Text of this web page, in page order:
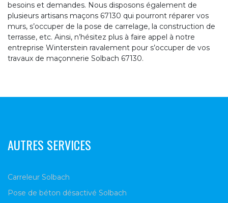
besoins et demandes. Nous disposons également de
plusieurs artisans maçons 67130 qui pourront réparer vos
murs, s’occuper de la pose de carrelage, la construction de
terrasse, etc. Ainsi, n’hésitez plus à faire appel à notre
entreprise Winterstein ravalement pour s’occuper de vos
travaux de maçonnerie Solbach 67130.
AUTRES SERVICES
Carreleur Solbach
Pose de béton désactivé Solbach